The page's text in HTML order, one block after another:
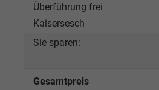
Überführung frei
Kaisersesch
Sie sparen:
Gesamtpreis